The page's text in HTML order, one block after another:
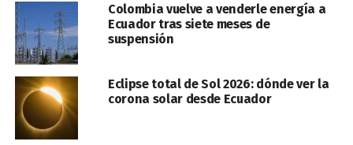
Colombia vuelve a venderle energía a
Ecuador tras siete meses de
suspensión
Eclipse total de Sol 2026: dónde ver la
corona solar desde Ecuador